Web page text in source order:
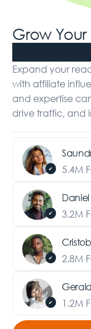
Grow Your
Affiliate
Expand your
with affiliate
and expertise
drive traffic, and
✔
5.4M
✔
Daniel
3.2M
✔
2.8M
✔
1.2M